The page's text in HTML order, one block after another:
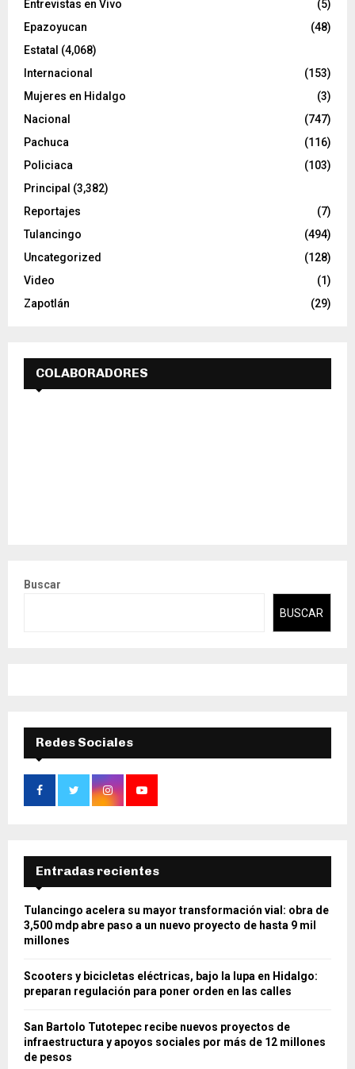
Entrevistas en Vivo
(5)
Epazoyucan
(48)
Estatal (4,068)
Internacional
(153)
Mujeres en Hidalgo
(3)
Nacional
(747)
Pachuca
(116)
Policiaca
(103)
Principal (3,382)
Reportajes
(7)
Tulancingo
(494)
Uncategorized
(128)
Video
(1)
Zapotlán
(29)
COLABORADORES
Buscar
BUSCAR
Redes Sociales
Entradas recientes
Tulancingo acelera su mayor transformación vial: obra de
3,500 mdp abre paso a un nuevo proyecto de hasta 9 mil
millones
Scooters y bicicletas eléctricas, bajo la lupa en Hidalgo:
preparan regulación para poner orden en las calles
San Bartolo Tutotepec recibe nuevos proyectos de
infraestructura y apoyos sociales por más de 12 millones
de pesos